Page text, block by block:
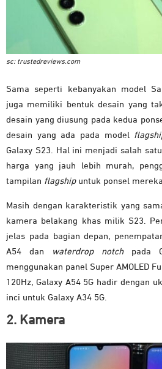
sc: trustedreviews.com
Sama seperti kebanyakan model
juga memiliki bentuk desain yang
desain yang diusung pada kedua
desain yang ada pada model
Galaxy S23. Hal ini menjadi salah
harga yang jauh lebih murah,
tampilan flagshipuntuk ponsel
Masih dengan karakteristik yang
kamera belakang khas milik S23.
jelas pada bagian depan,
A54 dan
waterdrop notchpada
menggunakan panel Super AMOLED
120Hz, Galaxy A54 5G hadir dengan
inci untuk Galaxy A34 5G.
2. Kamera